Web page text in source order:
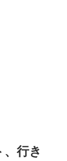
行き